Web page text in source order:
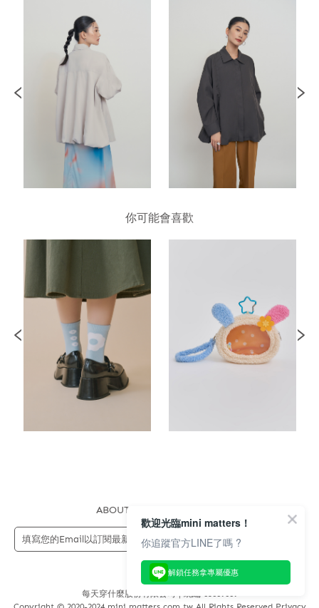
你可能會喜歡
ABOUT US
每天穿什麼股份有限公司 | 統編 83689089
歡迎光臨mini matters！
你追蹤官方LINE了嗎 ?
解鎖任務拿專屬優惠